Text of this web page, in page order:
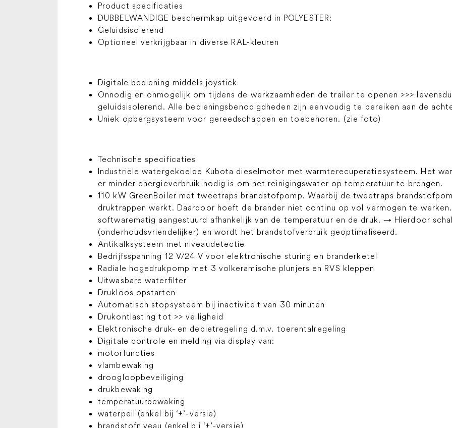
Product specificaties
DUBBELWANDIGE beschermkap uitgevoerd in POLYESTER:
Geluidsisolerend
Optioneel verkrijgbaar in diverse RAL-kleuren
Digitale bediening middels joystick
Onnodig en onmogelijk om tijdens de werkzaamheden de trailer te openen >>>
geluidsisolerend. Alle bedieningsbenodigdheden zijn eenvoudig te bereiken aan de
Uniek opbergsysteem voor gereedschappen en toebehoren. (zie foto)
Technische specificaties
Industriële watergekoelde Kubota dieselmotor met warmterecuperatiesysteem. Het
er minder energieverbruik nodig is om het reinigingswater op temperatuur te brengen.
110 kW GreenBoiler met tweetraps brandstofpomp. Waarbij de tweetraps
druktrappen werkt. Daardoor hoeft de brander niet continu op vol vermogen te
softwarematig aangestuurd afhankelijk van de temperatuur en de druk. → Hierdoor
(onderhoudsvriendelijker) en wordt het brandstofverbruik geoptimaliseerd.
Antikalksysteem met niveaudetectie
Bedrijfsspanning 12 V/24 V voor elektronische sturing en branderketel
Radiale hogedrukpomp met 3 volkeramische plunjers en RVS kleppen
Uitwasbare waterfilter
Drukloos opstarten
Automatisch stopsysteem bij inactiviteit van 30 minuten
Drukontlasting tot >> veiligheid
Elektronische druk- en debietregeling d.m.v. toerentalregeling
Digitale controle en melding via display van:
motorfuncties
vlambewaking
droogloopbeveiliging
drukbewaking
temperatuurbewaking
waterpeil (enkel bij ‘+’-versie)
brandstofniveau (enkel bij ‘+’-versie)